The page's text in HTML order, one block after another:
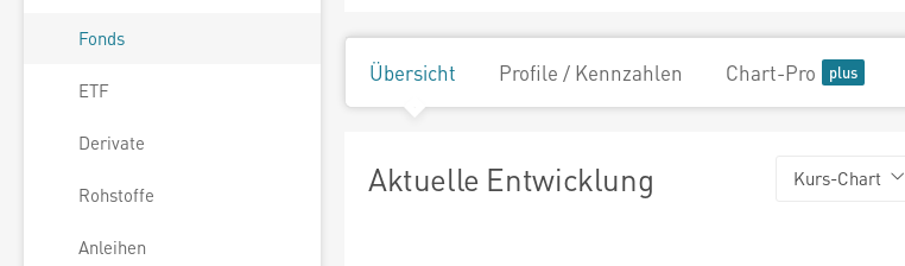
Fonds
ETF
Derivate
Rohstoffe
Anleihen
Übersicht Profile / Kennzahlen Chart-Pro
Aktuelle Entwicklung Kurs-Chart